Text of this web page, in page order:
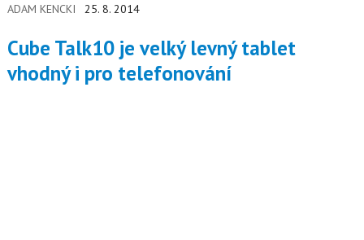
ADAM KENCKI 25. 8. 2014
Cube Talk10 je velký levný tablet
vhodný i pro telefonování